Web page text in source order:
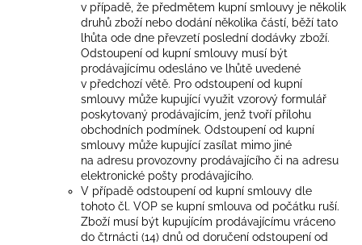
v případě, že předmětem kupní smlouvy je několik
druhů zboží nebo dodání několika částí, běží tato
lhůta ode dne převzetí poslední dodávky zboží.
Odstoupení od kupní smlouvy musí být
prodávajícímu odesláno ve lhůtě uvedené
v předchozí větě. Pro odstoupení od kupní
smlouvy může kupující využit vzorový formulář
poskytovaný prodávajícím, jenž tvoří přílohu
obchodních podmínek. Odstoupení od kupní
smlouvy může kupující zasílat mimo jiné
na adresu provozovny prodávajícího či na adresu
elektronické pošty prodávajícího.
V případě odstoupení od kupní smlouvy dle
tohoto čl. VOP se kupní smlouva od počátku ruší.
Zboží musí být kupujícím prodávajícímu vráceno
do čtrnácti (14) dnů od doručení odstoupení od